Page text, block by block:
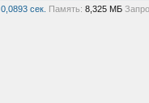
0,0893 сек. Память: 8,325 МБ